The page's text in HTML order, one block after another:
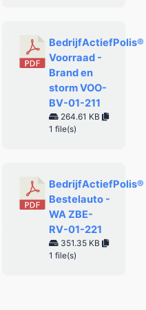
BedrijfActiefPolis®
Voorraad -
Brand en
storm VOO-
BV-01-211
264.61 KB
1 file(s)
BedrijfActiefPolis®
Bestelauto -
WA ZBE-
RV-01-221
351.35 KB
1 file(s)